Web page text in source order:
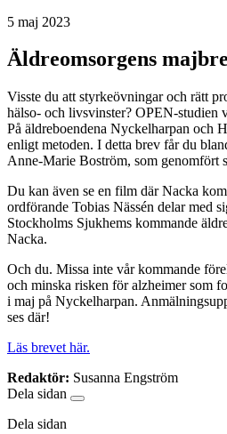
5 maj 2023
Äldreomsorgens
Visste du att styrkeövningar och rätt
hälso- och livsvinster? OPEN-studien
På äldreboendena Nyckelharpan och
enligt metoden. I detta brev får du
Anne-Marie Boström, som genomfört
Du kan även se en film där Nacka
ordförande Tobias Nässén delar med
Stockholms Sjukhems kommande
Nacka.
Och du. Missa inte vår kommande
och minska risken för alzheimer som
i maj på Nyckelharpan.
ses där!
Läs brevet här.
Redaktör: Susanna Engström
Dela sidan
Dela sidan